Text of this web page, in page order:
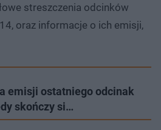
streszczenia odcinków
oraz informacje o ich emisji,
emisji ostatniego odcinak
skończy si…